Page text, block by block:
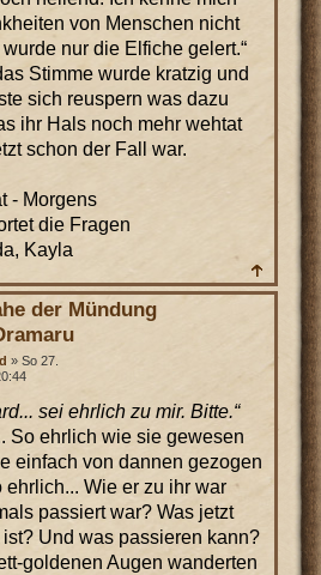
von Menschen nicht
nur die Elfiche gelert.“
Stimme wurde kratzig und
sich reuspern was dazu
ihr Hals noch mehr wehtat
schon der Fall war.
- Morgens
die Fragen
Kayla
der Mündung
» So 27.
sei ehrlich zu mir. Bitte.“
So ehrlich wie sie gewesen
einfach von dannen gezogen
ehrlich... Wie er zu ihr war
passiert war? Was jetzt
ist? Und was passieren kann?
goldenen Augen wanderten